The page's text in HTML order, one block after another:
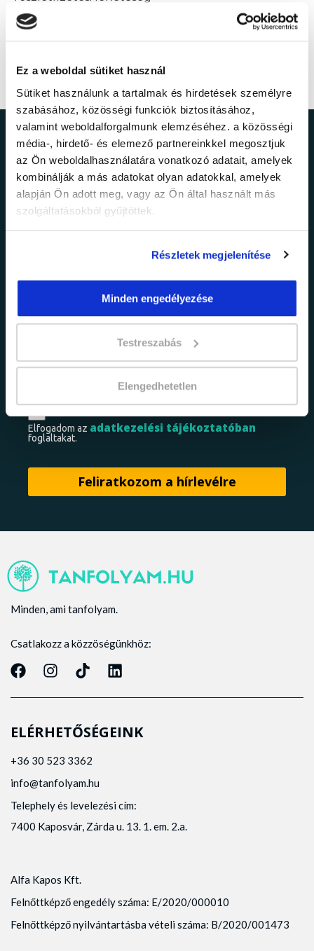
Ez a weboldal sütiket használ
Sütiket használunk a tartalmak és hirdetések személyre
szabásához, közösségi funkciók biztosításához,
valamint weboldalforgalmunk elemzéséhez. a közösségi
média-, hirdető- és elemező partnereinkkel megosztjuk
az Ön weboldalhasználatára vonatkozó adatait, amelyek
kombinálják a más adatokat olyan adatokkal, amelyek
alapján Ön adott meg, vagy az Ön által használt más
szolgáltatásokból gyűjtöttek.
Részletek megjelenítése
Minden engedélyezése
Testreszabás
Elengedhetetlen
Ne maradj le a
legfrissebb
információkról!
Értesülj elsőként legújabb tanfolyamainkról,
Elfogadom az adatkezelési tájékoztatóban
foglaltakat.
Minden, ami tanfolyam.
Csatlakozz a közzöségünkhöz:
ELÉRHETŐSÉGEINK
+36 30 523 3362
info@tanfolyam.hu
Telephely és levelezési cím:
7400 Kaposvár, Zárda u. 13. 1. em. 2.a.
Alfa Kapos Kft.
Felnőttképző engedély száma: E/2020/000010
Felnőttképző nyilvántartásba vételi száma: B/2020/001473